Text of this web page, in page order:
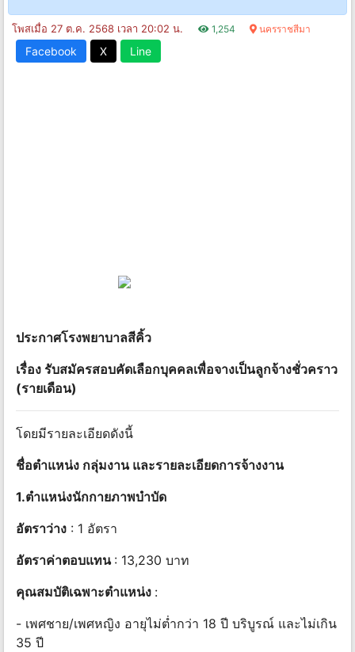
โพสเมื่อ 27 ต.ค. 2568 เวลา 20:02 น. 1,254 นครราชสีมา
Facebook X Line
ประกาศโรงพยาบาลสีคิ้ว
เรื่อง รับสมัครสอบคัดเลือกบุคคลเพื่อจางเป็นลูกจ้างชั่วคราว
(รายเดือน)
โดยมีรายละเอียดดังนี้
ชื่อตำแหน่ง กลุ่มงาน และรายละเอียดการจ้างงาน
1.ตำแหน่งนักกายภาพบำบัด
อัตราว่าง : 1 อัตรา
อัตราค่าตอบแทน : 13,230 บาท
คุณสมบัติเฉพาะตำแหน่ง :
- เพศชาย/เพศหญิง อายุไม่ต่ำกว่า 18 ปี บริบูรณ์ และไม่เกิน
35 ปี